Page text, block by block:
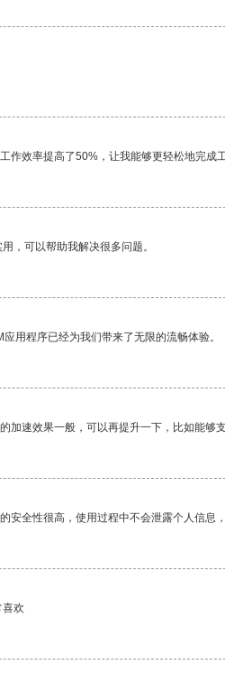
作效率提高了50%，让我能够更轻松地完成
，可以帮助我解决很多问题。
用程序已经为我们带来了无限的流畅体验。
加速效果一般，可以再提升一下，比如能够
安全性很高，使用过程中不会泄露个人信息
欢